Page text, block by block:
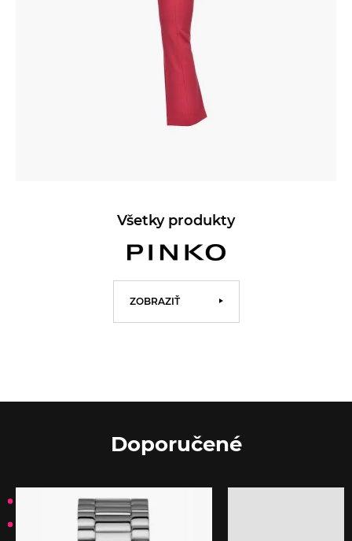
Všetky produkty
ZOBRAZIŤ
Doporučené